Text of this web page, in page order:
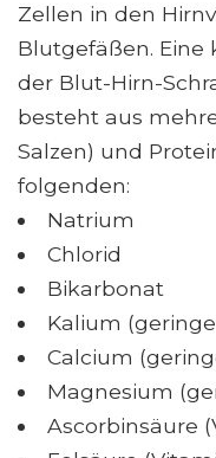
Zellen in den
Blutgefäßen. Eine
der Blut-Hirn-
besteht aus
Salzen) und
folgenden:
Natrium
Chlorid
Bikarbonat
Kalium
Calcium
Magnesium
Ascorbinsäure